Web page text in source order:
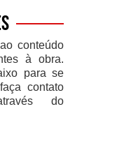
conteúdo
à obra.
para se
contato
do